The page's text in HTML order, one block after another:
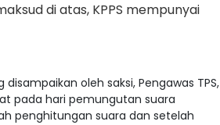
di atas, KPPS mempunyai
oleh saksi, Pengawas TPS,
pada hari pemungutan suara
penghitungan suara dan setelah